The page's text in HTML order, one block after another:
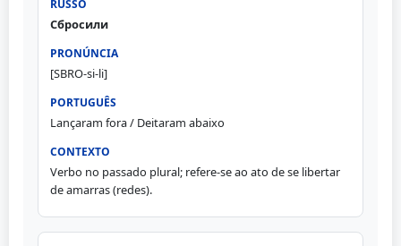
Сбросили
[SBRO-si-li]
Lançaram fora / Deitaram abaixo
Verbo no passado plural; refere-se ao ato de se libertar
de amarras (redes).